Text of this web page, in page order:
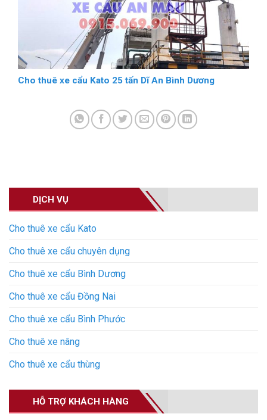
DỊCH VỤ
Cho thuê xe cẩu Kato
Cho thuê xe cẩu chuyên dụng
Cho thuê xe cẩu Bình Dương
Cho thuê xe cẩu Đồng Nai
Cho thuê xe cẩu Bình Phước
Cho thuê xe nâng
Cho thuê xe cẩu thùng
HỖ TRỢ KHÁCH HÀNG
Cho thuê xe cẩu Kato 25 tấn Dĩ An Bình Dương